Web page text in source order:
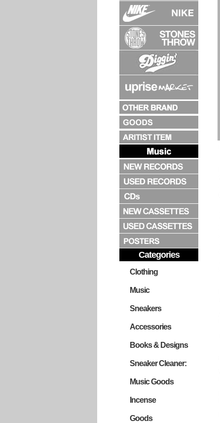
Categories
Clothing
Music
Sneakers
Accessories
Books & Designs
Sneaker Cleaner:
Music Goods
Incense
Goods